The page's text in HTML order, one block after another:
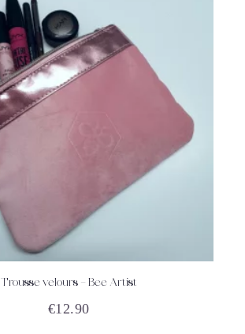
Trousse velours – Bee Artist
€12.90